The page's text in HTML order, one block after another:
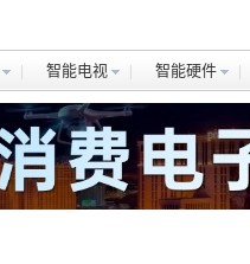
智能电视 智能硬件